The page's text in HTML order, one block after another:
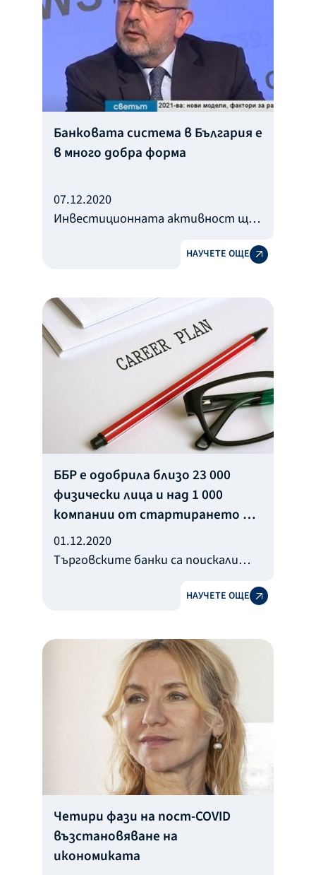
Банковата система в България е
в много добра форма
07.12.2020
Инвестиционната активност ще
конкурентни предимства на една
главният икономист на ББР Илия
Лингорски в интервю за Bloomberg
TV Bulgaria.
НАУЧЕТЕ ОЩЕ
ББР е одобрила близо 23 000
физически лица и над 1 000
компании от стартирането на
гаранционните програми до
момента
01.12.2020
Търговските банки са поискали
000 физически лица и над 1 000
програми на Българската банка за
развитие от стартирането им до
момента. Общият размер на
заемите надхвърля 231 млн. лв.
НАУЧЕТЕ ОЩЕ
Четири фази на пост-COVID
възстановяване на
икономиката